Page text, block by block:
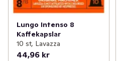
Lungo Intenso 8
Kaffekapslar
10 st, Lavazza
44,96 kr